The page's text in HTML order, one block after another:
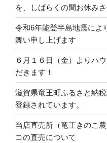
を、しばらくの間お休み
令和6年能登半島地震によ
舞い申し上げます
６月１６日（金）よりハ
だきます！
滋賀県竜王町ふるさと納
登録されています。
当店直売所（竜王きのこ
コの直売について